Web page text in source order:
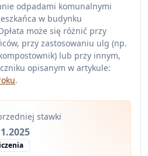
odpadami komunalnymi
w budynku
może się różnić przy
przy zastosowaniu ulg (np.
lub przy innym,
opisanym w artykule:
.
stawki